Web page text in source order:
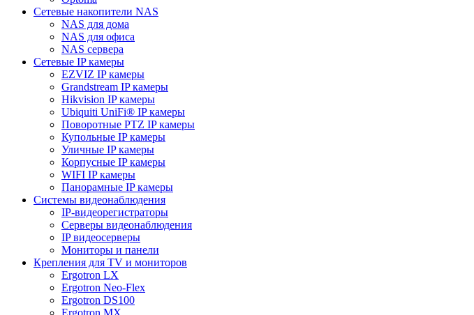
Сетевые накопители NAS
NAS для дома
NAS для офиса
NAS сервера
Сетевые IP камеры
EZVIZ IP камеры
Grandstream IP камеры
Hikvision IP камеры
Ubiquiti UniFi® IP камеры
Поворотные PTZ IP камеры
Купольные IP камеры
Уличные IP камеры
Корпусные IP камеры
WIFI IP камеры
Панорамные IP камеры
Системы видеонаблюдения
IP-видеорегистраторы
Серверы видеонаблюдения
IP видеосерверы
Мониторы и панели
Крепления для TV и мониторов
Ergotron LX
Ergotron Neo-Flex
Ergotron DS100
Ergotron MX